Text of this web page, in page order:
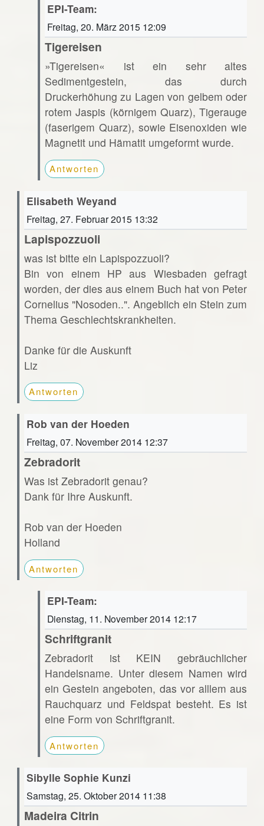
EPI-Team:
Freitag, 20. März 2015 12:09
Tigereisen
»Tigereisen« ist ein sehr altes
Sedimentgestein, das durch
Druckerhöhung zu Lagen von gelbem oder
rotem Jaspis (körnigem Quarz), Tigerauge
(faserigem Quarz), sowie Eisenoxiden wie
Magnetit und Hämatit umgeformt wurde.
Antworten
Elisabeth Weyand
Freitag, 27. Februar 2015 13:32
Lapispozzuoli
was ist bitte ein Lapispozzuoli?
Bin von einem HP aus Wiesbaden gefragt
worden, der dies aus einem Buch hat von Peter
Cornelius "Nosoden..". Angeblich ein Stein zum
Thema Geschlechtskrankheiten.
Danke für die Auskunft
Liz
Antworten
Rob van der Hoeden
Freitag, 07. November 2014 12:37
Zebradorit
Was ist Zebradorit genau?
Dank für Ihre Auskunft.
Rob van der Hoeden
Holland
Antworten
EPI-Team:
Dienstag, 11. November 2014 12:17
Schriftgranit
Zebradorit ist KEIN gebräuchlicher
Handelsname. Unter diesem Namen wird
ein Gestein angeboten, das vor alllem aus
Rauchquarz und Feldspat besteht. Es ist
eine Form von Schriftgranit.
Antworten
Sibylle Sophie Kunzi
Samstag, 25. Oktober 2014 11:38
Madeira Citrin